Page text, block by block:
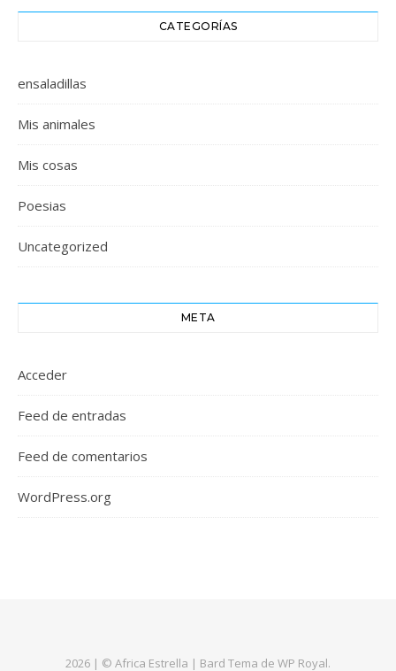
CATEGORÍAS
ensaladillas
Mis animales
Mis cosas
Poesias
Uncategorized
META
Acceder
Feed de entradas
Feed de comentarios
WordPress.org
2026 | © Africa Estrella | Bard Tema de WP Royal.